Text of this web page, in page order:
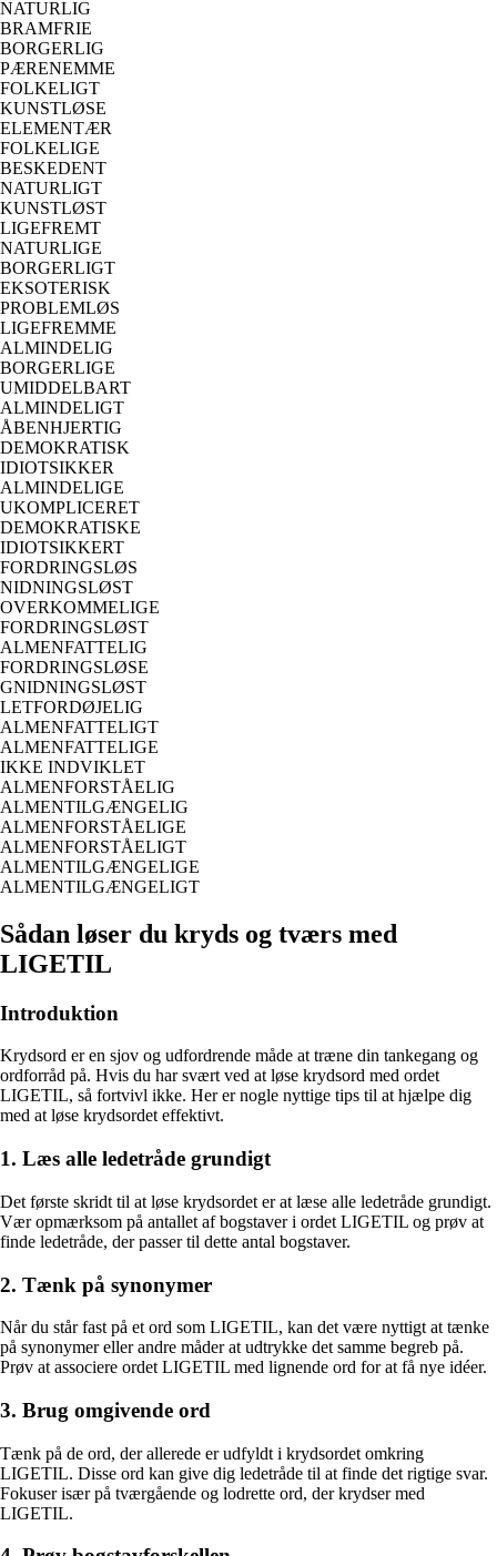
NATURLIG
BRAMFRIE
BORGERLIG
PÆRENEMME
FOLKELIGT
KUNSTLØSE
ELEMENTÆR
FOLKELIGE
BESKEDENT
NATURLIGT
KUNSTLØST
LIGEFREMT
NATURLIGE
BORGERLIGT
EKSOTERISK
PROBLEMLØS
LIGEFREMME
ALMINDELIG
BORGERLIGE
UMIDDELBART
ALMINDELIGT
ÅBENHJERTIG
DEMOKRATISK
IDIOTSIKKER
ALMINDELIGE
UKOMPLICERET
DEMOKRATISKE
IDIOTSIKKERT
FORDRINGSLØS
NIDNINGSLØST
OVERKOMMELIGE
FORDRINGSLØST
ALMENFATTELIG
FORDRINGSLØSE
GNIDNINGSLØST
LETFORDØJELIG
ALMENFATTELIGT
ALMENFATTELIGE
IKKE INDVIKLET
ALMENFORSTÅELIG
ALMENTILGÆNGELIG
ALMENFORSTÅELIGE
ALMENFORSTÅELIGT
ALMENTILGÆNGELIGE
ALMENTILGÆNGELIGT
Sådan løser du kryds og tværs med
LIGETIL
Introduktion
Krydsord er en sjov og udfordrende måde at træne din tankegang og
ordforråd på. Hvis du har svært ved at løse krydsord med ordet
LIGETIL, så fortvivl ikke. Her er nogle nyttige tips til at hjælpe dig
med at løse krydsordet effektivt.
1. Læs alle ledetråde grundigt
Det første skridt til at løse krydsordet er at læse alle ledetråde grundigt.
Vær opmærksom på antallet af bogstaver i ordet LIGETIL og prøv at
finde ledetråde, der passer til dette antal bogstaver.
2. Tænk på synonymer
Når du står fast på et ord som LIGETIL, kan det være nyttigt at tænke
på synonymer eller andre måder at udtrykke det samme begreb på.
Prøv at associere ordet LIGETIL med lignende ord for at få nye idéer.
3. Brug omgivende ord
Tænk på de ord, der allerede er udfyldt i krydsordet omkring
LIGETIL. Disse ord kan give dig ledetråde til at finde det rigtige svar.
Fokuser især på tværgående og lodrette ord, der krydser med
LIGETIL.